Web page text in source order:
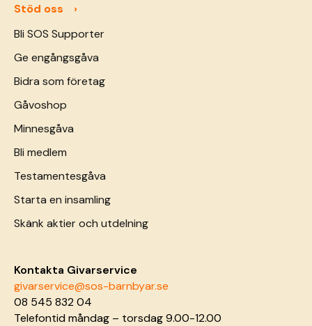
Stöd oss
Bli SOS Supporter
Ge engångsgåva
Bidra som företag
Gåvoshop
Minnesgåva
Bli medlem
Testamentesgåva
Starta en insamling
Skänk aktier och utdelning
Kontakta Givarservice
givarservice@sos-barnbyar.se
08 545 832 04
Telefontid måndag – torsdag 9.00-12.00